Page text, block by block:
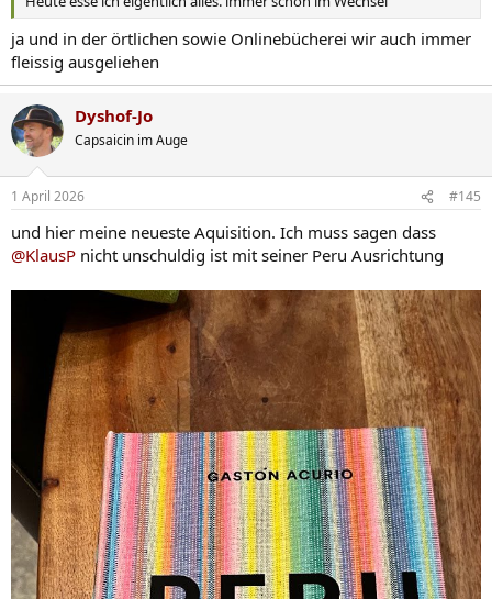
ja und in der örtlichen sowie Onlinebücherei wir auch immer
fleissig ausgeliehen
Dyshof-Jo
Capsaicin im Auge
1 April 2026 #145
und hier meine neueste Aquisition. Ich muss sagen dass
@KlausP nicht unschuldig ist mit seiner Peru Ausrichtung